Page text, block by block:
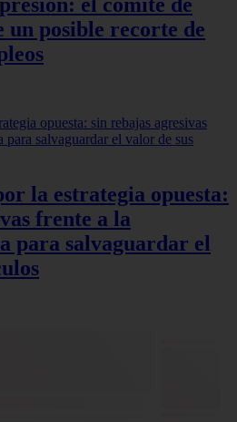
un posible recorte de
la estrategia opuesta:
frente a la
para salvaguardar el